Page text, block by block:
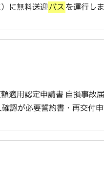
に無料送迎バスを運行し
適用認定申請書 自損事
認が必要誓約書・再交付